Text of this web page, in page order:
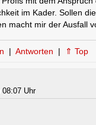
im Kader. Sollen
macht mir der Ausfall
| Antworten | ⇑ Top
08:07 Uhr